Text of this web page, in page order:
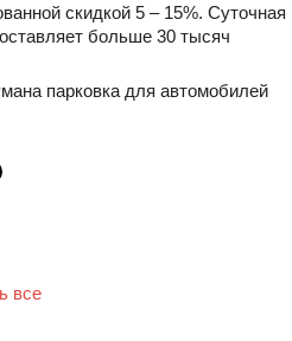
скидкой 5 – 15%. Суточная
больше 30 тысяч
парковка для автомобилей
все